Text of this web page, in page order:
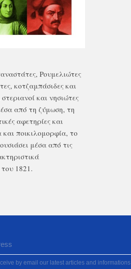
Ρουμελιώτες
κοτζαμπάσιδες και
και νησιώτες
από τη ζύμωση, τη
αφετηρίες και
ποικιλομορφία, το
μέσα από τις
1821.
by email our latest articles and informations